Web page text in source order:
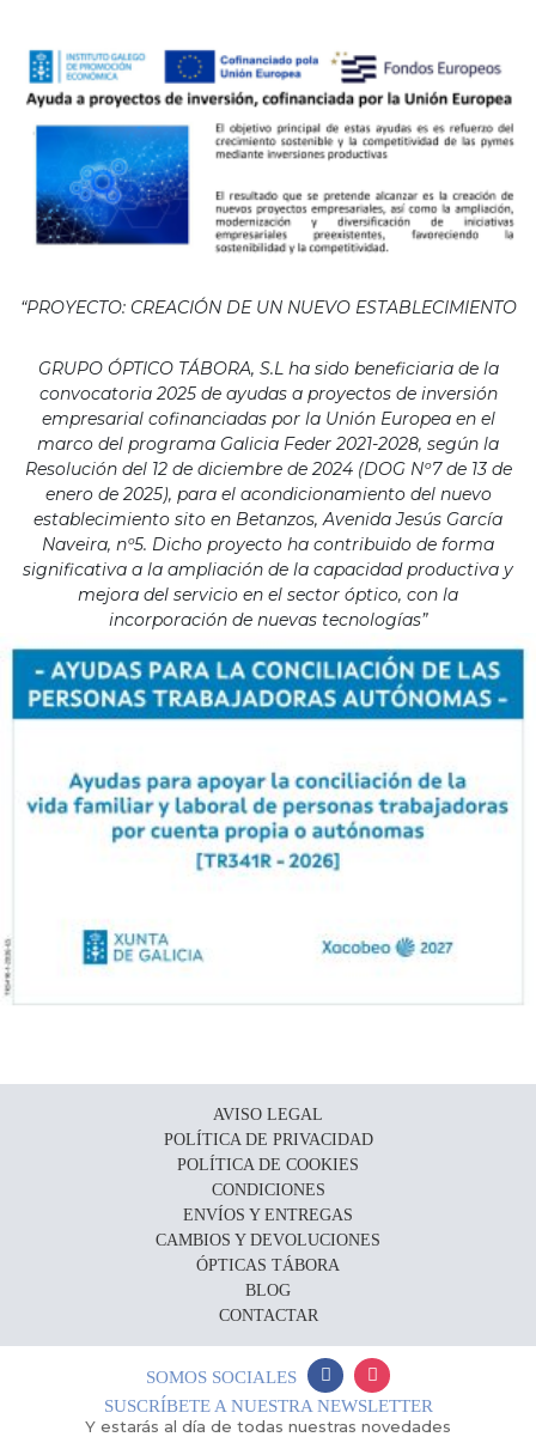
“PROYECTO: CREACIÓN DE UN NUEVO ESTABLECIMIENTO
GRUPO ÓPTICO TÁBORA, S.L ha sido beneficiaria de la
convocatoria 2025 de ayudas a proyectos de inversión
empresarial cofinanciadas por la Unión Europea en el
marco del programa Galicia Feder 2021-2028, según la
Resolución del 12 de diciembre de 2024 (DOG Nº7 de 13 de
enero de 2025), para el acondicionamiento del nuevo
establecimiento sito en Betanzos, Avenida Jesús García
Naveira, nº5. Dicho proyecto ha contribuido de forma
significativa a la ampliación de la capacidad productiva y
mejora del servicio en el sector óptico, con la
incorporación de nuevas tecnologías”
AVISO LEGAL
POLÍTICA DE PRIVACIDAD
POLÍTICA DE COOKIES
CONDICIONES
ENVÍOS Y ENTREGAS
CAMBIOS Y DEVOLUCIONES
ÓPTICAS TÁBORA
BLOG
CONTACTAR
SOMOS SOCIALES
SUSCRÍBETE A NUESTRA NEWSLETTER
Y estarás al día de todas nuestras novedades